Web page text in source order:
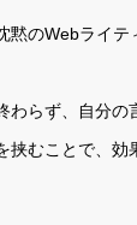
黙のWebライ
わらず、自分
挟むことで、効